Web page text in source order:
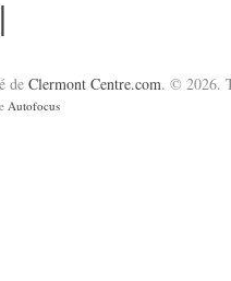
|
de Clermont Centre.com. © 2026.
Autofocus